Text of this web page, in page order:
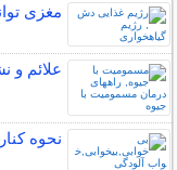
مغزی
علائم و
نحوه